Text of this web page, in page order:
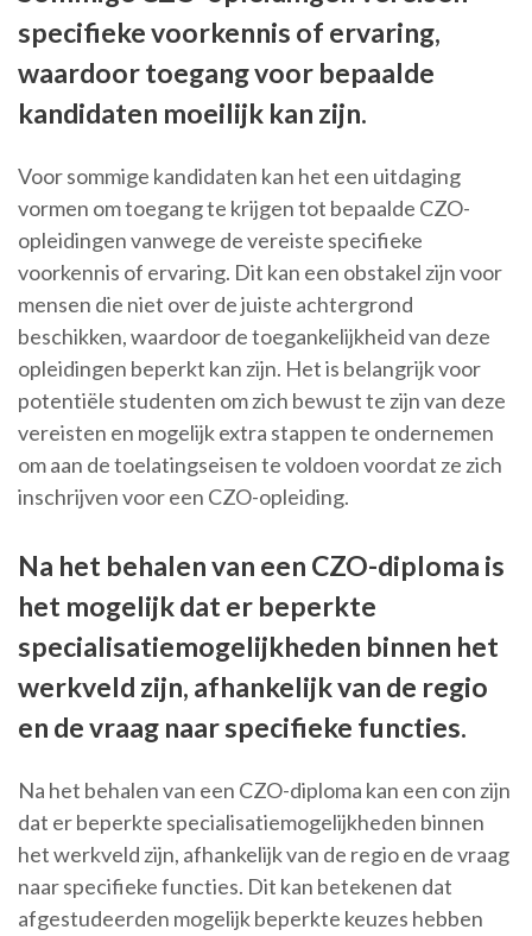
specifieke voorkennis of ervaring,
waardoor toegang voor bepaalde
kandidaten moeilijk kan zijn.
Voor sommige kandidaten kan het een uitdaging
vormen om toegang te krijgen tot bepaalde CZO-
opleidingen vanwege de vereiste specifieke
voorkennis of ervaring. Dit kan een obstakel zijn voor
mensen die niet over de juiste achtergrond
beschikken, waardoor de toegankelijkheid van deze
opleidingen beperkt kan zijn. Het is belangrijk voor
potentiële studenten om zich bewust te zijn van deze
vereisten en mogelijk extra stappen te ondernemen
om aan de toelatingseisen te voldoen voordat ze zich
inschrijven voor een CZO-opleiding.
Na het behalen van een CZO-diploma is
het mogelijk dat er beperkte
specialisatiemogelijkheden binnen het
werkveld zijn, afhankelijk van de regio
en de vraag naar specifieke functies.
Na het behalen van een CZO-diploma kan een con zijn
dat er beperkte specialisatiemogelijkheden binnen
het werkveld zijn, afhankelijk van de regio en de vraag
naar specifieke functies. Dit kan betekenen dat
afgestudeerden mogelijk beperkte keuzes hebben